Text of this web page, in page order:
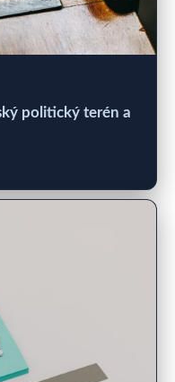
politický terén a